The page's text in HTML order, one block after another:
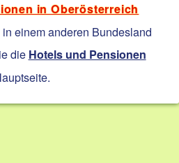
in Oberösterreich
einem anderen Bundesland
die Hotels und Pensionen